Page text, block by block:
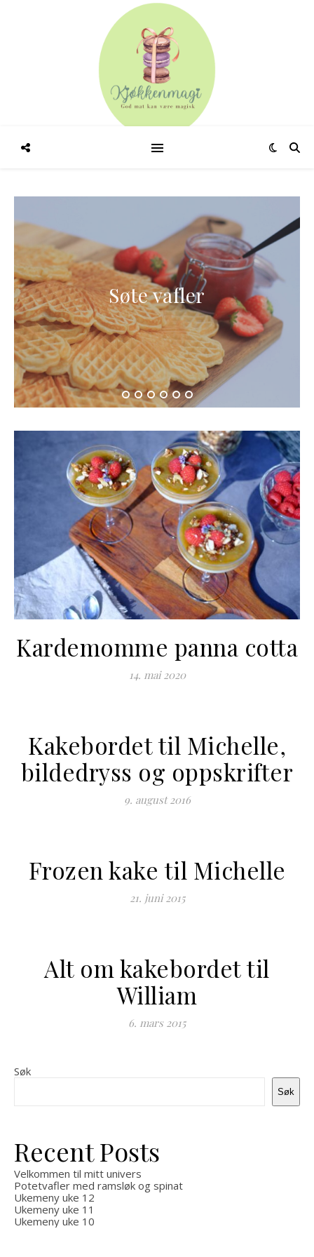
Søte vafler
Kardemomme panna cotta
14. mai 2020
Kakebordet til Michelle,
bildedryss og oppskrifter
9. august 2016
Frozen kake til Michelle
21. juni 2015
Alt om kakebordet til
William
6. mars 2015
Søk
Søk
Recent Posts
Velkommen til mitt univers
Potetvafler med ramsløk og spinat
Ukemeny uke 12
Ukemeny uke 11
Ukemeny uke 10